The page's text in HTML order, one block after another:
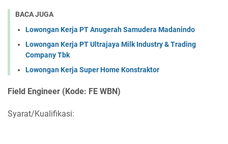
BACA JUGA
Lowongan Kerja PT Anugerah Samudera Madanindo
Lowongan Kerja PT Ultrajaya Milk Industry & Trading
Company Tbk
Lowongan Kerja Super Home Konstraktor
Field Engineer (Kode: FE WBN)
Syarat/Kualifikasi: